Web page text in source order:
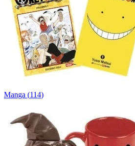
Manga (114)